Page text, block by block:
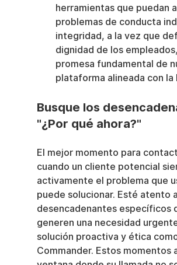
herramientas que puedan
problemas de conducta
integridad, a la vez que
dignidad de los
promesa fundamental de
plataforma alineada con la
Busque los
"¿Por qué ahora?"
El mejor momento para
cuando un cliente potencial
activamente el problema que
puede solucionar. Esté atento
desencadenantes específicos
generen una necesidad
solución proactiva y ética
Commander. Estos momentos